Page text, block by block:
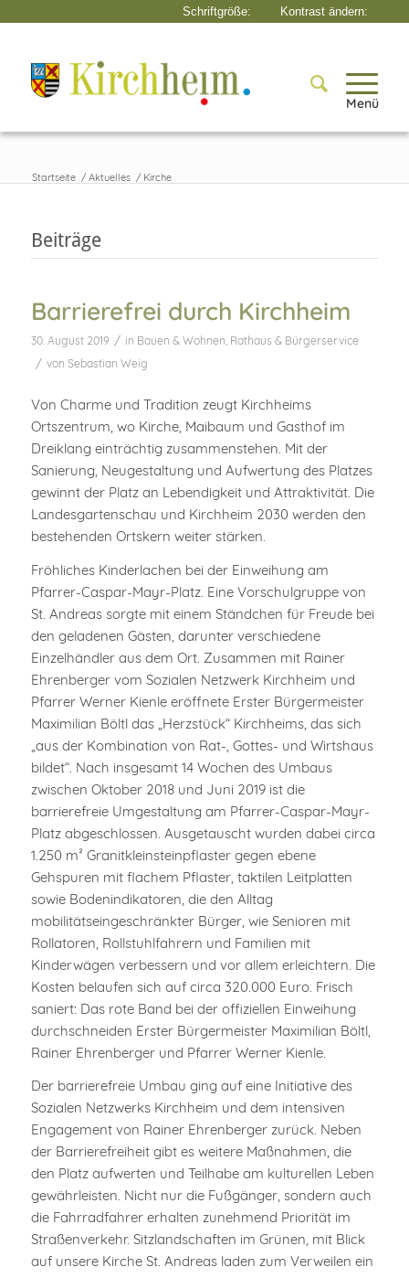
Menü
Startseite / Aktuelles / Kirche
Beiträge
Barrierefrei durch Kirchheim
30. August 2019 / in Bauen & Wohnen, Rathaus & Bürgerservice
/ von Sebastian Weig
Von Charme und Tradition zeugt Kirchheims
Ortszentrum, wo Kirche, Maibaum und Gasthof im
Dreiklang einträchtig zusammenstehen. Mit der
Sanierung, Neugestaltung und Aufwertung des Platzes
gewinnt der Platz an Lebendigkeit und Attraktivität. Die
Landesgartenschau und Kirchheim 2030 werden den
bestehenden Ortskern weiter stärken.
Fröhliches Kinderlachen bei der Einweihung am
Pfarrer-Caspar-Mayr-Platz. Eine Vorschulgruppe von
St. Andreas sorgte mit einem Ständchen für Freude bei
den geladenen Gästen, darunter verschiedene
Einzelhändler aus dem Ort. Zusammen mit Rainer
Ehrenberger vom Sozialen Netzwerk Kirchheim und
Pfarrer Werner Kienle eröffnete Erster Bürgermeister
Maximilian Böltl das „Herzstück“ Kirchheims, das sich
„aus der Kombination von Rat-, Gottes- und Wirtshaus
bildet“. Nach insgesamt 14 Wochen des Umbaus
zwischen Oktober 2018 und Juni 2019 ist die
barrierefreie Umgestaltung am Pfarrer-Caspar-Mayr-
Platz abgeschlossen. Ausgetauscht wurden dabei circa
1.250 m² Granitkleinsteinpflaster gegen ebene
Gehspuren mit flachem Pflaster, taktilen Leitplatten
sowie Bodenindikatoren, die den Alltag
mobilitätseingeschränkter Bürger, wie Senioren mit
Rollatoren, Rollstuhlfahrern und Familien mit
Kinderwägen verbessern und vor allem erleichtern. Die
Kosten belaufen sich auf circa 320.000 Euro. Frisch
saniert: Das rote Band bei der offiziellen Einweihung
durchschneiden Erster Bürgermeister Maximilian Böltl,
Rainer Ehrenberger und Pfarrer Werner Kienle.
Der barrierefreie Umbau ging auf eine Initiative des
Sozialen Netzwerks Kirchheim und dem intensiven
Engagement von Rainer Ehrenberger zurück. Neben
der Barrierefreiheit gibt es weitere Maßnahmen, die
den Platz aufwerten und Teilhabe am kulturellen Leben
gewährleisten. Nicht nur die Fußgänger, sondern auch
die Fahrradfahrer erhalten zunehmend Priorität im
Straßenverkehr. Sitzlandschaften im Grünen, mit Blick
auf unsere Kirche St. Andreas laden zum Verweilen ein